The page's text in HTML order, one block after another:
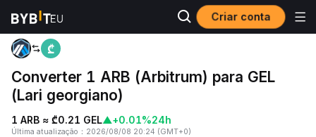
Criar conta
Página inicial
Converter 1 ARB (Arbitrum) para GEL
(Lari georgiano)
1 ARB ≈ ₾0.21 GEL▲+0.01%24h
Última atualização ： 2026/08/08 20:24 (GMT+0)